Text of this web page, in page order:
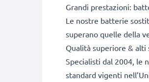
Grandi prestazioni:
Le nostre batterie
superano quelle della
Qualità superiore & alti
Specialisti dal 2004, le
standard vigenti